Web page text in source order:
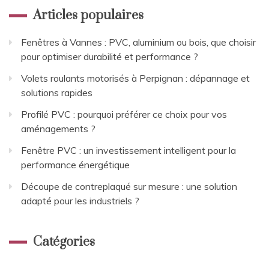
Articles populaires
Fenêtres à Vannes : PVC, aluminium ou bois, que choisir
pour optimiser durabilité et performance ?
Volets roulants motorisés à Perpignan : dépannage et
solutions rapides
Profilé PVC : pourquoi préférer ce choix pour vos
aménagements ?
Fenêtre PVC : un investissement intelligent pour la
performance énergétique
Découpe de contreplaqué sur mesure : une solution
adapté pour les industriels ?
Catégories